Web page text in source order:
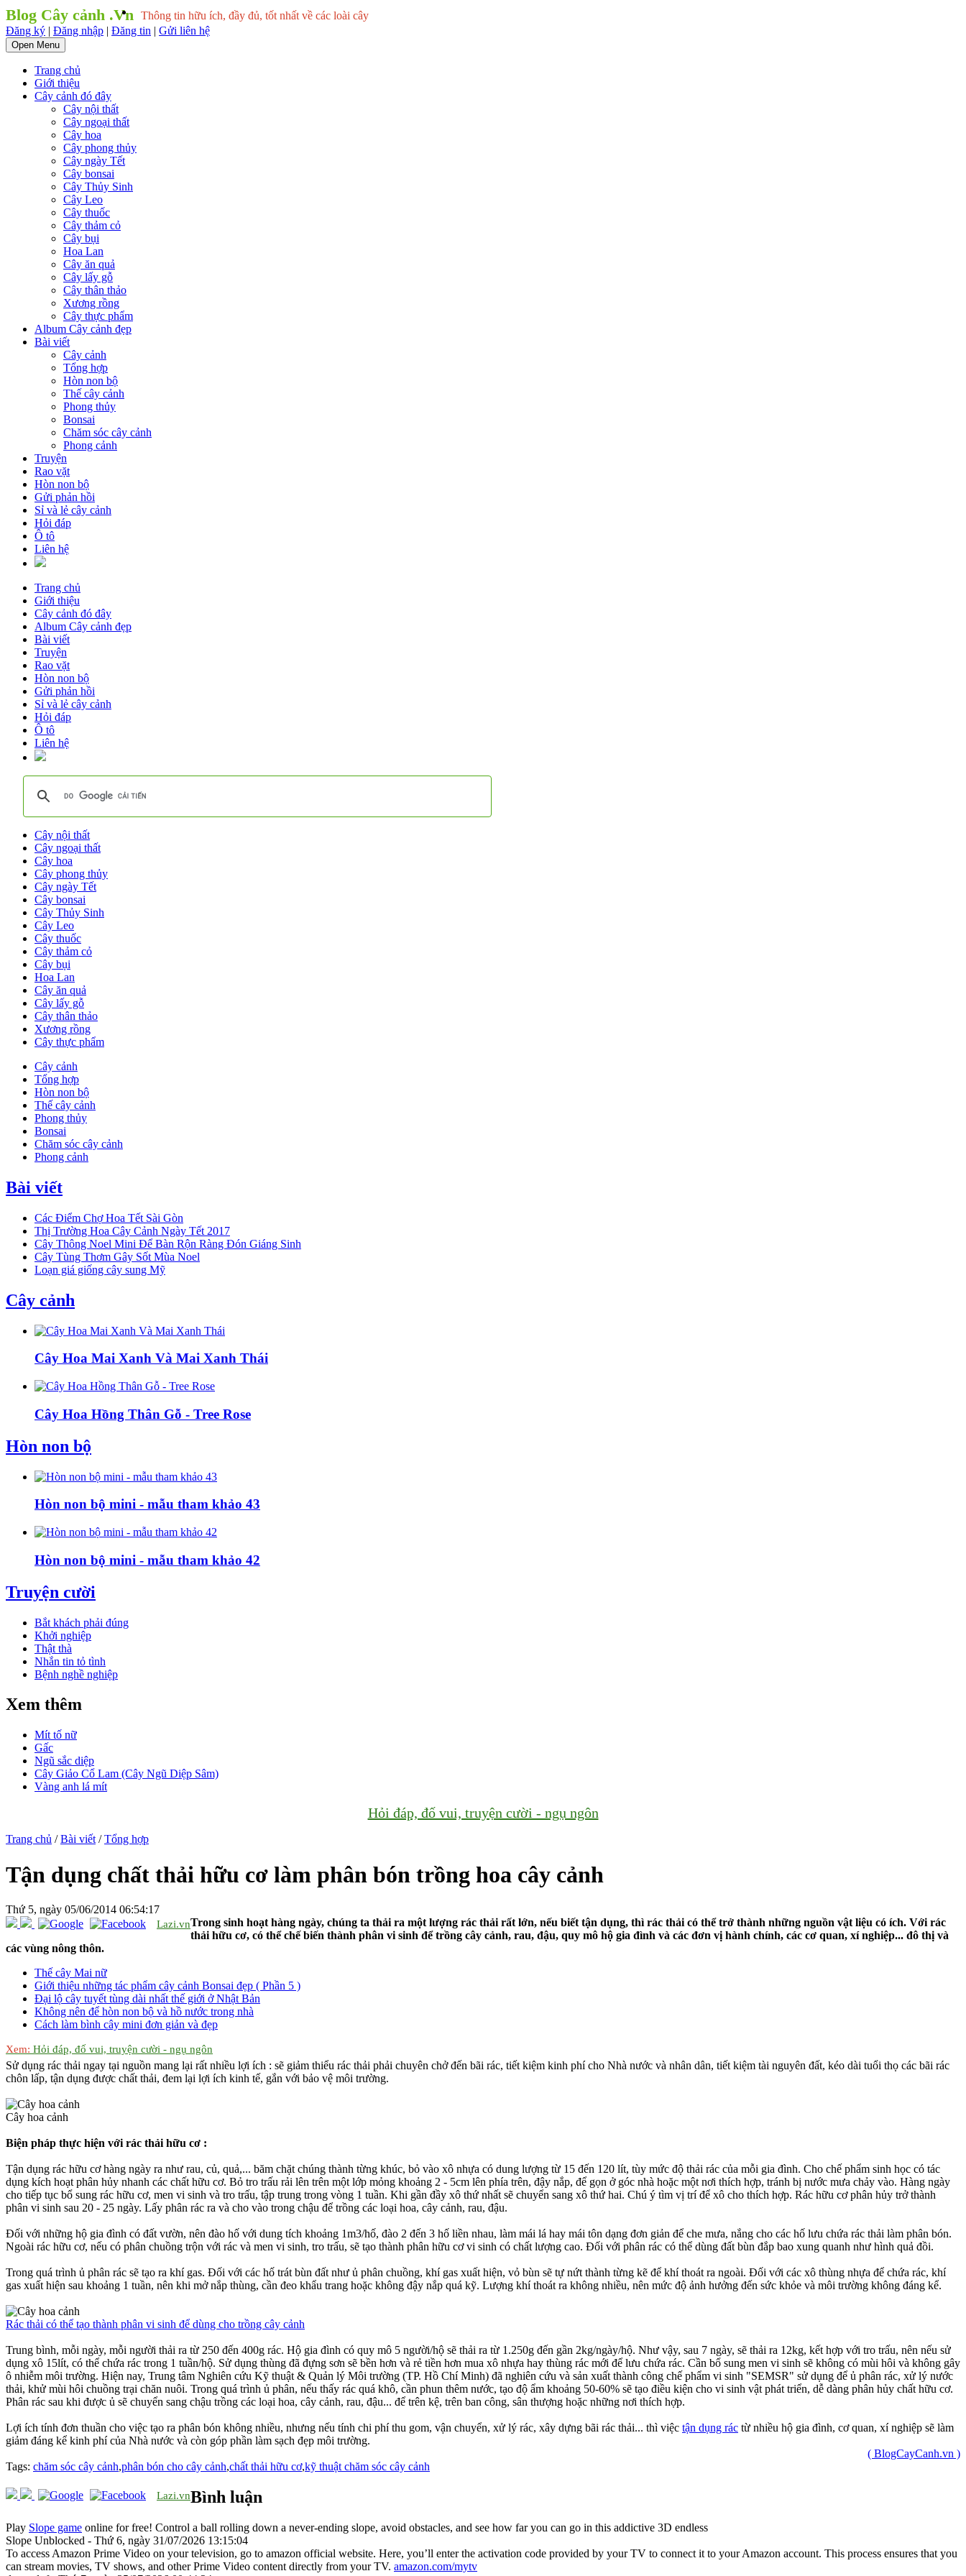
Blog Cây cảnh .Vn Thông tin hữu ích, đầy đủ, tốt nhất về các loài cây
Đăng ký | Đăng nhập | Đăng tin | Gửi liên hệ
Open Menu
Trang chủ
Giới thiệu
Cây cảnh đó đây
Cây nội thất
Cây ngoại thất
Cây hoa
Cây phong thủy
Cây ngày Tết
Cây bonsai
Cây Thủy Sinh
Cây Leo
Cây thuốc
Cây thảm cỏ
Cây bụi
Hoa Lan
Cây ăn quả
Cây lấy gỗ
Cây thân thảo
Xương rồng
Cây thực phẩm
Album Cây cảnh đẹp
Bài viết
Cây cảnh
Tổng hợp
Hòn non bộ
Thế cây cảnh
Phong thủy
Bonsai
Chăm sóc cây cảnh
Phong cảnh
Truyện
Rao vặt
Hòn non bộ
Gửi phản hồi
Sỉ và lẻ cây cảnh
Hỏi đáp
Ô tô
Liên hệ
Trang chủ
Giới thiệu
Cây cảnh đó đây
Album Cây cảnh đẹp
Bài viết
Truyện
Rao vặt
Hòn non bộ
Gửi phản hồi
Sỉ và lẻ cây cảnh
Hỏi đáp
Ô tô
Liên hệ
Cây nội thất
Cây ngoại thất
Cây hoa
Cây phong thủy
Cây ngày Tết
Cây bonsai
Cây Thủy Sinh
Cây Leo
Cây thuốc
Cây thảm cỏ
Cây bụi
Hoa Lan
Cây ăn quả
Cây lấy gỗ
Cây thân thảo
Xương rồng
Cây thực phẩm
Cây cảnh
Tổng hợp
Hòn non bộ
Thế cây cảnh
Phong thủy
Bonsai
Chăm sóc cây cảnh
Phong cảnh
Bài viết
Các Điểm Chợ Hoa Tết Sài Gòn
Thị Trường Hoa Cây Cảnh Ngày Tết 2017
Cây Thông Noel Mini Để Bàn Rộn Ràng Đón Giáng Sinh
Cây Tùng Thơm Gây Sốt Mùa Noel
Loạn giá giống cây sung Mỹ
Cây cảnh
Cây Hoa Mai Xanh Và Mai Xanh Thái
Cây Hoa Hồng Thân Gỗ - Tree Rose
Hòn non bộ
Hòn non bộ mini - mẫu tham khảo 43
Hòn non bộ mini - mẫu tham khảo 42
Truyện cười
Bắt khách phải đúng
Khởi nghiệp
Thật thà
Nhắn tin tỏ tình
Bệnh nghề nghiệp
Xem thêm
Mít tố nữ
Gấc
Ngũ sắc diệp
Cây Giảo Cổ Lam (Cây Ngũ Diệp Sâm)
Vàng anh lá mít
Hỏi đáp, đố vui, truyện cười - ngụ ngôn
Trang chủ /Bài viết /Tổng hợp
Tận dụng chất thải hữu cơ làm phân bón trồng hoa cây cảnh
Thứ 5, ngày 05/06/2014 06:54:17
Lazi.vnTrong sinh hoạt hàng ngày, chúng ta thải ra một lượng rác thải rất lớn, nếu biết tận dụng, thì rác thải có thể trở thành những nguồn vật liệu có ích. Với rác
thải hữu cơ, có thể chế biến thành phân vi sinh để trồng cây cảnh, rau, đậu, quy mô hộ gia đình và các đơn vị hành chính, các cơ quan, xí nghiệp... đô thị và
các vùng nông thôn.
Thế cây Mai nữ
Giới thiệu những tác phẩm cây cảnh Bonsai đẹp ( Phần 5 )
Đại lộ cây tuyết tùng dài nhất thế giới ở Nhật Bản
Không nên để hòn non bộ và hồ nước trong nhà
Cách làm bình cây mini đơn giản và đẹp
Xem: Hỏi đáp, đố vui, truyện cười - ngụ ngôn
Sử dụng rác thải ngay tại nguồn mang lại rất nhiều lợi ích : sẽ giảm thiểu rác thải phải chuyên chở đến bãi rác, tiết kiệm kinh phí cho Nhà nước và nhân dân, tiết kiệm tài nguyên đất, kéo dài tuổi thọ các bãi rác
chôn lấp, tận dụng được chất thải, đem lại lợi ích kinh tế, gắn với bảo vệ môi trường.
Cây hoa cảnh
Biện pháp thực hiện với rác thải hữu cơ :
Tận dụng rác hữu cơ hàng ngày ra như rau, củ, quả,... băm chặt chúng thành từng khúc, bỏ vào xô nhựa có dung lượng từ 15 đến 120 lít, tùy mức độ thải rác của mỗi gia đình. Cho chế phẩm sinh học có tác
dụng kích hoạt phân hủy nhanh các chất hữu cơ. Bỏ tro trấu rải lên trên một lớp mỏng khoảng 2 - 5cm lên phía trên, đậy nắp, để gọn ở góc nhà hoặc một nơi thích hợp, tránh bị nước mưa chảy vào. Hàng ngày
cho tiếp tục bổ sung rác hữu cơ, men vi sinh và tro trấu, tập trung trong vòng 1 tuần. Khi gần đầy xô thứ nhất sẽ chuyển sang xô thứ hai. Chú ý tìm vị trí để xô cho thích hợp. Rác hữu cơ phân hủy trở thành
phân vi sinh sau 20 - 25 ngày. Lấy phân rác ra và cho vào trong chậu để trồng các loại hoa, cây cảnh, rau, đậu.
Đối với những hộ gia đình có đất vườn, nên đào hố với dung tích khoảng 1m3/hố, đào 2 đến 3 hố liền nhau, làm mái lá hay mái tôn dạng đơn giản để che mưa, nắng cho các hố lưu chứa rác thải làm phân bón.
Ngoài rác hữu cơ, nếu có phân chuồng trộn với rác và men vi sinh, tro trấu, sẽ tạo thành phân hữu cơ vi sinh có chất lượng cao. Đối với phân rác có thể dùng đất bùn đắp bao xung quanh như hình quả đồi.
Trong quá trình ủ phân rác sẽ tạo ra khí gas. Đối với các hố trát bùn đất như ủ phân chuồng, khí gas xuất hiện, vỏ bùn sẽ tự nứt thành từng kẽ để khí thoát ra ngoài. Đối với các xô thùng nhựa để chứa rác, khí
gas xuất hiện sau khoảng 1 tuần, nên khi mở nắp thùng, cần đeo khẩu trang hoặc không đậy nắp quá kỹ. Lượng khí thoát ra không nhiều, nên mức độ ảnh hưởng đến sức khỏe và môi trường không đáng kể.
Rác thải có thể tạo thành phân vi sinh để dùng cho trồng cây cảnh
Trung bình, mỗi ngày, mỗi người thải ra từ 250 đến 400g rác. Hộ gia đình có quy mô 5 người/hộ sẽ thải ra từ 1.250g đến gần 2kg/ngày/hộ. Như vậy, sau 7 ngày, sẽ thải ra 12kg, kết hợp với tro trấu, nên nếu sử
dụng xô 15lít, có thể chứa rác trong 1 tuần/hộ. Sử dụng thùng đã đựng sơn sẽ bền hơn và rẻ tiền hơn mua xô nhựa hay thùng rác mới để lưu chứa rác. Cần bổ sung men vi sinh sẽ không có mùi hôi và không gây
ô nhiễm môi trường. Hiện nay, Trung tâm Nghiên cứu Kỹ thuật & Quản lý Môi trường (TP. Hồ Chí Minh) đã nghiên cứu và sản xuất thành công chế phẩm vi sinh "SEMSR" sử dụng để ủ phân rác, xử lý nước
thải, khử mùi hôi chuồng trại chăn nuôi. Trong quá trình ủ phân, nếu thấy rác quá khô, cần phun thêm nước, tạo độ ẩm khoảng 50-60% sẽ tạo điều kiện cho vi sinh vật phát triển, dễ dàng phân hủy chất hữu cơ.
Phân rác sau khi được ủ sẽ chuyển sang chậu trồng các loại hoa, cây cảnh, rau, đậu... để trên kệ, trên ban công, sân thượng hoặc những nơi thích hợp.
Lợi ích tính đơn thuần cho việc tạo ra phân bón không nhiều, nhưng nếu tính chi phí thu gom, vận chuyển, xử lý rác, xây dựng bãi rác thải... thì việc tận dụng rác từ nhiều hộ gia đình, cơ quan, xí nghiệp sẽ làm
giảm đáng kể kinh phí của Nhà nước và còn góp phần làm sạch đẹp môi trường.
( BlogCayCanh.vn )
Tags: chăm sóc cây cảnh,phân bón cho cây cảnh,chất thải hữu cơ,kỹ thuật chăm sóc cây cảnh
Lazi.vnBình luận
Play Slope game online for free! Control a ball rolling down a never-ending slope, avoid obstacles, and see how far you can go in this addictive 3D endless
Slope Unblocked - Thứ 6, ngày 31/07/2026 13:15:04
To access Amazon Prime Video on your television, go to amazon official website. Here, you’ll enter the activation code provided by your TV to connect it to your Amazon account. This process ensures that you
can stream movies, TV shows, and other Prime Video content directly from your TV. amazon.com/mytv